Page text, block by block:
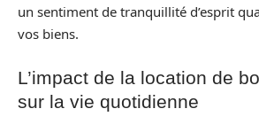
un sentiment de tranquillité d’esprit
vos biens.
L’impact de la location de
sur la vie quotidienne